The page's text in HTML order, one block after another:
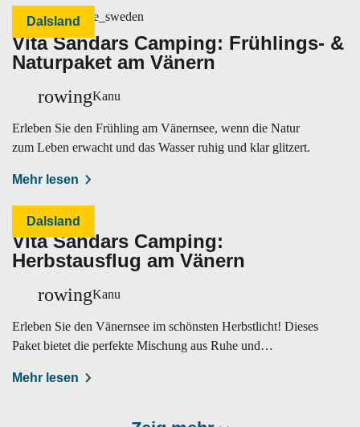
Dalsland
Vita Sandars Camping: Frühlings- &
Naturpaket am Vänern
rowingKanu
Erleben Sie den Frühling am Vänernsee, wenn die Natur
zum Leben erwacht und das Wasser ruhig und klar glitzert.
Mehr lesen
Dalsland
Vita Sandars Camping:
Herbstausflug am Vänern
rowingKanu
Erleben Sie den Vänernsee im schönsten Herbstlicht! Dieses
Paket bietet die perfekte Mischung aus Ruhe und
Mehr lesen